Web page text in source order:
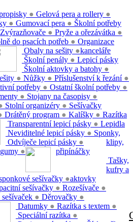
● Gelová pera a rollery ●
● Gumovací pera ●
Zvýrazňovače ● Pryže a ořezávátka ●
do psacích potřeb ●
Školní potřeby
Obaly na sešity ●
Školní penály ●
Školní aktovky a batohy ●
● Nůžky ● Příslušenství k řezání ●
potřeby ● Ostatní školní potřeby ●
Organizace
kanceláře
● Stojany na časopisy ●
Stolní organizéry ●
Drátěný program ● Kalíšky ●
Lepicí pásky
Transparentní lepicí pásky ●
Neviditelné lepicí pásky ●
Odvíječe lepicí pásky ●
●
Sešívačky
sešívačky ●
sešívačky ● Rozešívače ●
● Děrovačky ●
Razítka
Datumky ● Razítka s textem ●
Speciální razítka ●
Lepidla
Sponky,
klipy,
připínáčky
Tašky,
kufry a
aktovky